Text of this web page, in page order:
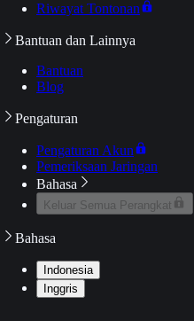
Riwayat Tontonan
Bantuan dan Lainnya
Bantuan
Blog
Pengaturan
Pengaturan Akun
Pemeriksaan Jaringan
Bahasa
Keluar Semua Perangkat
Bahasa
Indonesia
Inggris